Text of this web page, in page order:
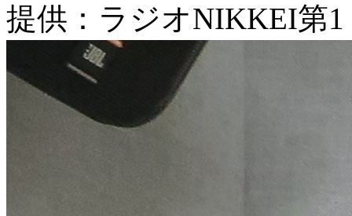
提供：ラジオNIKKEI第1